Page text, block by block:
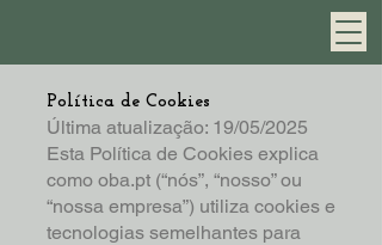
Política de Cookies
Última atualização: 19/05/2025
Esta Política de Cookies explica
como oba.pt (“nós”, “nosso” ou
“nossa empresa”) utiliza cookies e
tecnologias semelhantes para